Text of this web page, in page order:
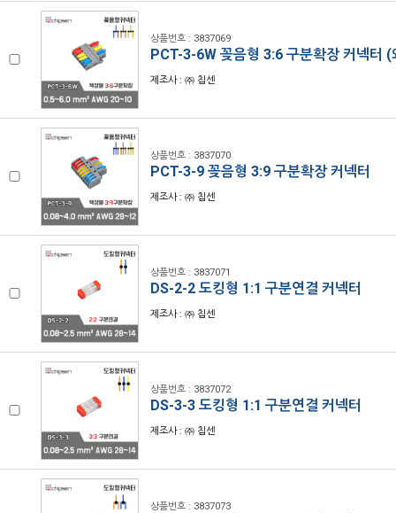
상품번호 : 3837069
PCT-3-6W 꽂음형 3:6 구분확장 커넥터 (
제조사 : ㈜ 칩센
상품번호 : 3837070
PCT-3-9 꽂음형 3:9 구분확장 커넥터
제조사 : ㈜ 칩센
상품번호 : 3837071
DS-2-2 도킹형 1:1 구분연결 커넥터
제조사 : ㈜ 칩센
상품번호 : 3837072
DS-3-3 도킹형 1:1 구분연결 커넥터
제조사 : ㈜ 칩센
상품번호 : 3837073